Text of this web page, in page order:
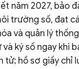
năm 2027, bảo
trường số, đạt
và quản lý
ký số ngay khi
tử; hồ sơ giấy